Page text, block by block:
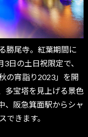
勝尾寺。紅葉期間に
日の土日祝限定で、
の宵詣り2023」を開
多宝塔を見上げる景色
、阪急箕面駅からシャ
できます。